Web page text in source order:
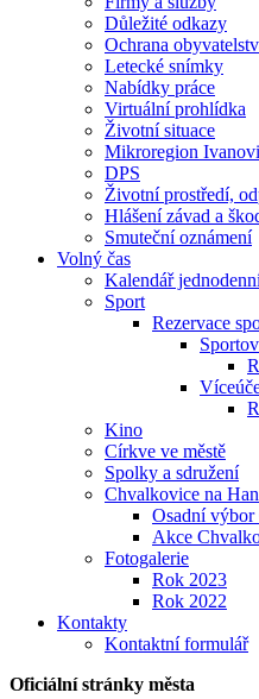
Důležité odkazy
Ochrana
Letecké snímky
Nabídky práce
Virtuální prohlídka
Životní situace
Mikroregion
DPS
Životní prostředí,
Hlášení závad a
Smuteční oznámení
Volný čas
Kalendář
Sport
Rezervace
Kino
Církve ve městě
Spolky a sdružení
Chvalkovice na
Osadní
Akce
Fotogalerie
Rok 2023
Rok 2022
Kontakty
Kontaktní formulář
Oficiální stránky města